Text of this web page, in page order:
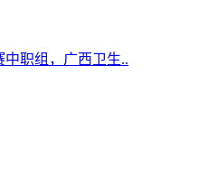
中职组，广西卫生..